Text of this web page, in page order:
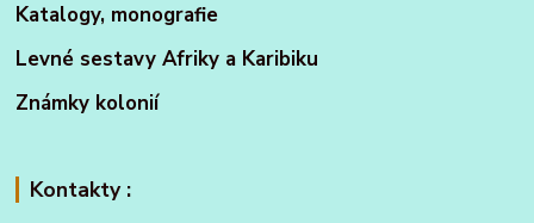
Katalogy, monografie
Levné sestavy Afriky a Karibiku
Známky kolonií
Kontakty :